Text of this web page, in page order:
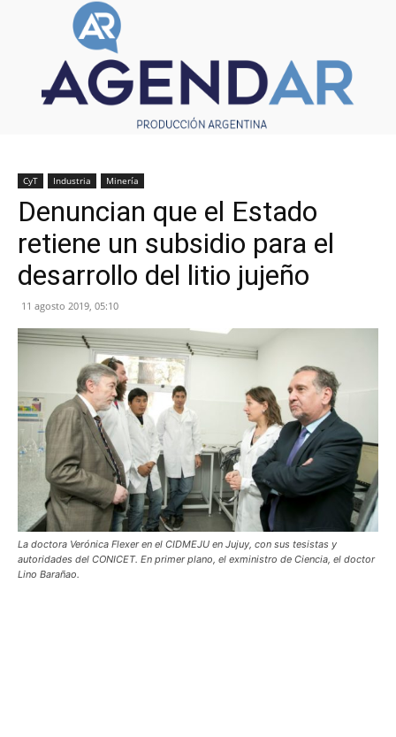
CyT Industria Minería
Denuncian que el Estado
retiene un subsidio para el
desarrollo del litio jujeño
11 agosto 2019, 05:10
La doctora Verónica Flexer en el CIDMEJU en Jujuy, con sus tesistas y
autoridades del CONICET. En primer plano, el exministro de Ciencia, el doctor
Lino Barañao.